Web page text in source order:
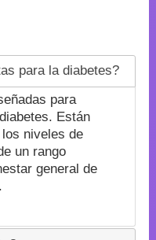
para la diabetes?
para
Están
niveles de
un rango
general de